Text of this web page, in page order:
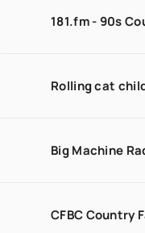
181.fm - 90s
Rolling cat
Big Machine
CFBC Country